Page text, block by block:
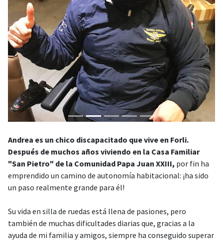
Andrea es un chico discapacitado que vive en Forli.
Después de muchos años viviendo en la Casa Familiar
"San Pietro" de la Comunidad Papa Juan XXIII, por fin ha
emprendido un camino de autonomía habitacional: ¡ha sido
un paso realmente grande para él!
Su vida en silla de ruedas está llena de pasiones, pero
también de muchas dificultades diarias que, gracias a la
ayuda de mi familia y amigos, siempre ha conseguido superar